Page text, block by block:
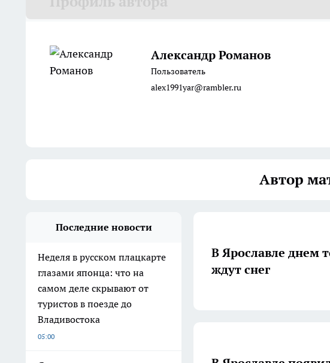
Александр Романов
Пользователь
alex1991yar@rambler.ru
Автор
Последние новости
Неделя в русском плацкарте
глазами японца: что на
самом деле скрывают от
туристов в поезде до
Владивостока
05:00
В Ярославле днем
ждут снег